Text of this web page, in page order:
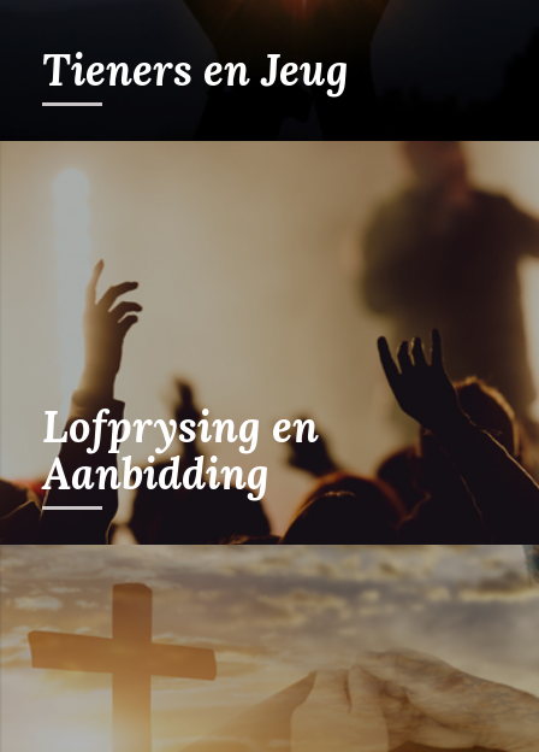
Tieners en Jeug
Lofprysing en
Aanbidding